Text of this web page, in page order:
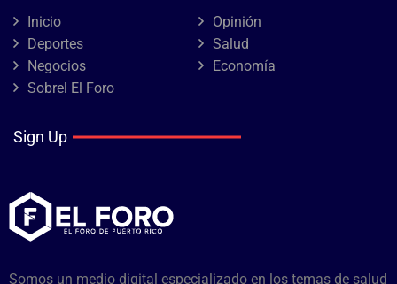
Inicio
Opinión
Deportes
Salud
Negocios
Economía
Sobrel El Foro
Sign Up
Somos un medio digital especializado en los temas de salud